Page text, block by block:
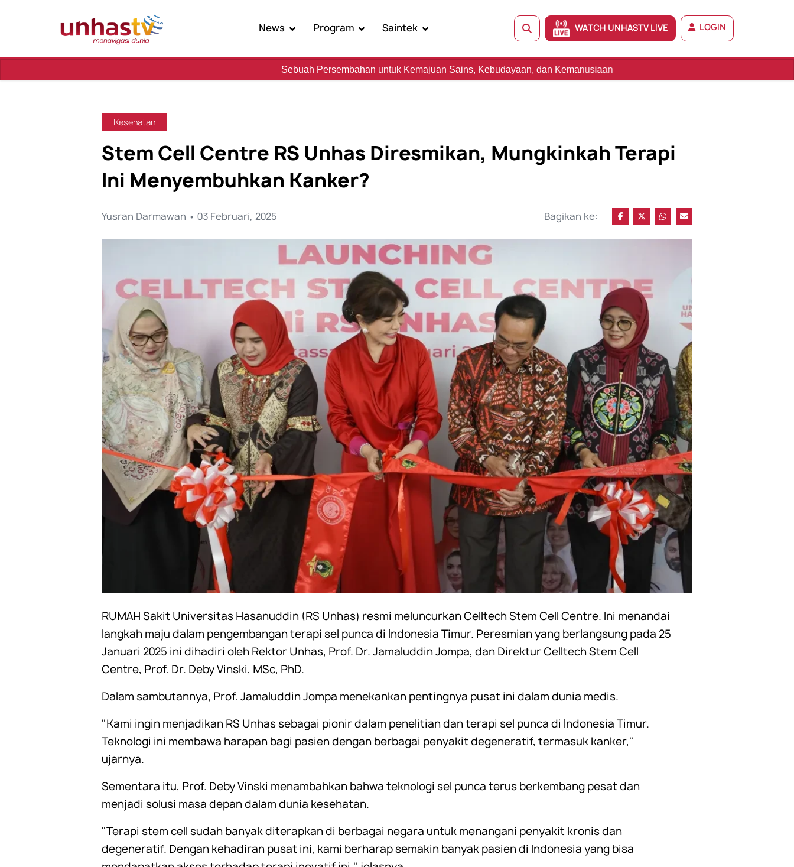
News Program Saintek WATCH UNHASTV LIVE LOGIN
Sebuah Persembahan untuk Kemajuan Sains, Kebudayaan, dan Kemanusiaan
Kesehatan
Stem Cell Centre RS Unhas Diresmikan, Mungkinkah Terapi
Ini Menyembuhkan Kanker?
Yusran Darmawan • 03 Februari, 2025 Bagikan ke:
RUMAH Sakit Universitas Hasanuddin (RS Unhas) resmi meluncurkan Celltech Stem Cell Centre. Ini menandai
langkah maju dalam pengembangan terapi sel punca di Indonesia Timur. Peresmian yang berlangsung pada 25
Januari 2025 ini dihadiri oleh Rektor Unhas, Prof. Dr. Jamaluddin Jompa, dan Direktur Celltech Stem Cell
Centre, Prof. Dr. Deby Vinski, MSc, PhD.
Dalam sambutannya, Prof. Jamaluddin Jompa menekankan pentingnya pusat ini dalam dunia medis.
"Kami ingin menjadikan RS Unhas sebagai pionir dalam penelitian dan terapi sel punca di Indonesia Timur.
Teknologi ini membawa harapan bagi pasien dengan berbagai penyakit degeneratif, termasuk kanker,"
ujarnya.
Sementara itu, Prof. Deby Vinski menambahkan bahwa teknologi sel punca terus berkembang pesat dan
menjadi solusi masa depan dalam dunia kesehatan.
"Terapi stem cell sudah banyak diterapkan di berbagai negara untuk menangani penyakit kronis dan
degeneratif. Dengan kehadiran pusat ini, kami berharap semakin banyak pasien di Indonesia yang bisa